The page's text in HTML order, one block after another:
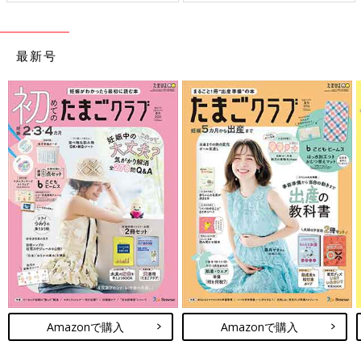
最新号
Amazonで購入 Amazonで購入